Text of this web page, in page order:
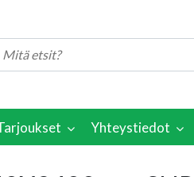
Yhteystiedot